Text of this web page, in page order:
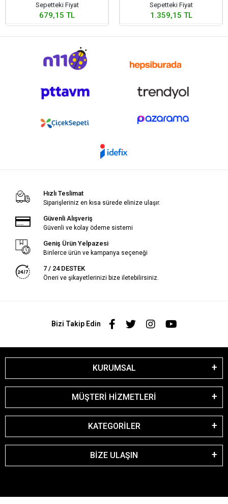
Sepetteki Fiyat
679,15 TL
Sepetteki Fiyat
1.359,15 TL
Hızlı Teslimat
Siparişleriniz en kısa sürede elinize ulaşır.
Güvenli Alışveriş
Güvenli ve kolay ödeme sistemi
Geniş Ürün Yelpazesi
Binlerce ürün ve kampanya seçeneği
7 / 24 DESTEK
Öneri ve şikayetlerinizi bize iletebilirsiniz.
Bizi Takip Edin
KURUMSAL
MÜŞTERİ HİZMETLERİ
KATEGORİLER
BİZE ULAŞIN